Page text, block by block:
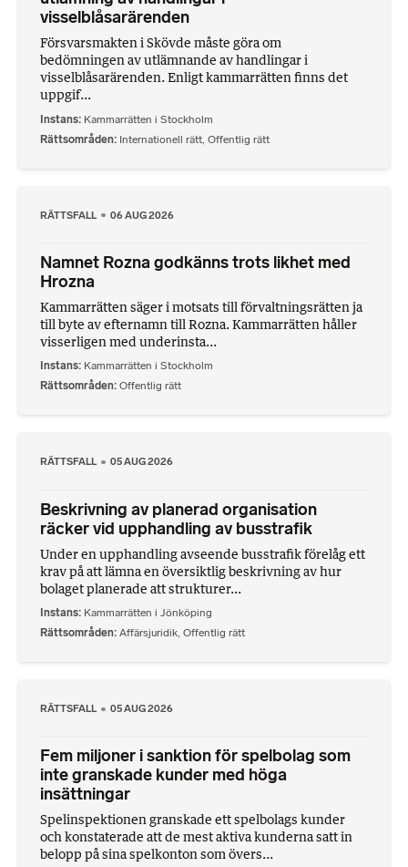
visselblåsarärenden
Försvarsmakten i Skövde måste göra om
bedömningen av utlämnande av handlingar i
visselblåsarärenden. Enligt kammarrätten finns det
uppgif...
Instans Kammarrätten i Stockholm
Rättsområden Internationell rätt Offentlig rätt
RÄTTSFALL 06 AUG 2026
Namnet Rozna godkänns trots likhet med
Hrozna
Kammarrätten säger i motsats till förvaltningsrätten ja
till byte av efternamn till Rozna. Kammarrätten håller
visserligen med underinsta...
Instans Kammarrätten i Stockholm
Rättsområden Offentlig rätt
RÄTTSFALL 05 AUG 2026
Beskrivning av planerad organisation
räcker vid upphandling av busstrafik
Under en upphandling avseende busstrafik förelåg ett
krav på att lämna en översiktlig beskrivning av hur
bolaget planerade att strukturer...
Instans Kammarrätten i Jönköping
Rättsområden Affärsjuridik, Offentlig rätt
RÄTTSFALL 05 AUG 2026
Fem miljoner i sanktion för spelbolag som
inte granskade kunder med höga
insättningar
Spelinspektionen granskade ett spelbolags kunder
och konstaterade att de mest aktiva kunderna satt in
belopp på sina spelkonton som övers...